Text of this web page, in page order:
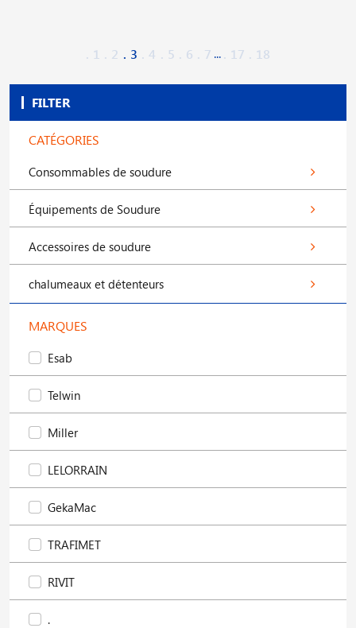
FILTER
CATÉGORIES
Consommables de soudure
Équipements de Soudure
Accessoires de soudure
chalumeaux et détenteurs
MARQUES
Esab
Telwin
Miller
LELORRAIN
GekaMac
TRAFIMET
RIVIT
.
1 2 3 4 5 6 7 ... 17 18